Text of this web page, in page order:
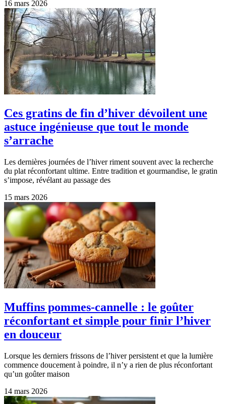
16 mars 2026
Ces gratins de fin d’hiver dévoilent une
astuce ingénieuse que tout le monde
s’arrache
Les dernières journées de l’hiver riment souvent avec la recherche
du plat réconfortant ultime. Entre tradition et gourmandise, le gratin
s’impose, révélant au passage des
15 mars 2026
Muffins pommes-cannelle : le goûter
réconfortant et simple pour finir l’hiver
en douceur
Lorsque les derniers frissons de l’hiver persistent et que la lumière
commence doucement à poindre, il n’y a rien de plus réconfortant
qu’un goûter maison
14 mars 2026